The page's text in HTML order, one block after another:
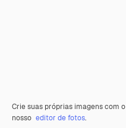
Crie suas próprias imagens com o
nosso editor de fotos.